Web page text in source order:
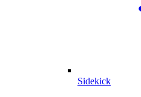
Sidekick